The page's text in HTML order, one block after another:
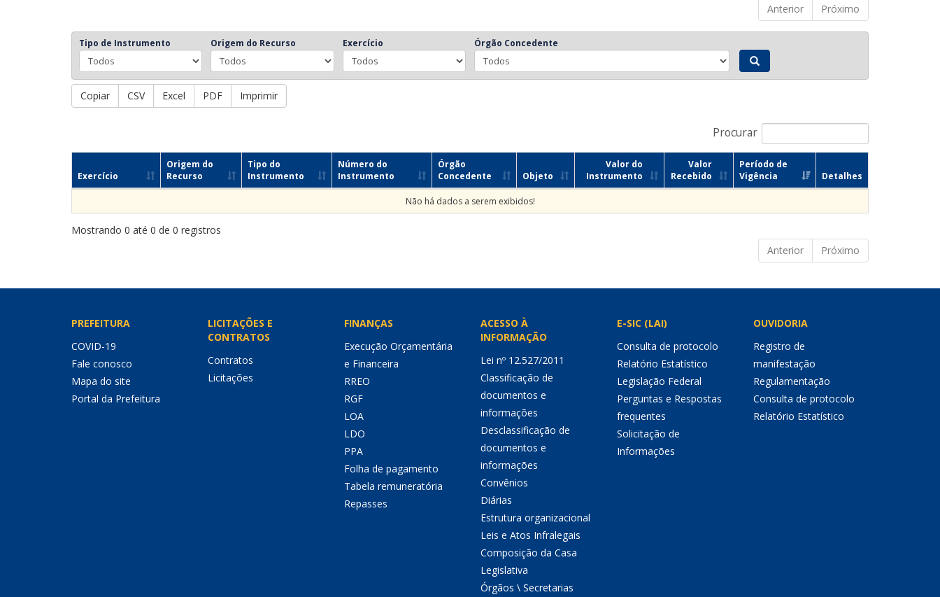
Anterior
Próximo
Tipo de Instrumento Origem do Recurso Exercício Órgão Concedente
Copiar CSV Excel PDF Imprimir
Procurar
Exercício
Origem do
Recurso
Tipo do
Instrumento
Número do
Instrumento
Órgão
Concedente
Objeto
Valor do
Instrumento
Valor
Recebido
Período de
Vigência
Detalhes
Não há dados a serem exibidos!
Mostrando 0 até 0 de 0 registros
Anterior
Próximo
PREFEITURA
COVID-19
Fale conosco
Mapa do site
Portal da Prefeitura
LICITAÇÕES E
CONTRATOS
Contratos
Licitações
FINANÇAS
Execução Orçamentária
e Financeira
RREO
RGF
LOA
LDO
PPA
Folha de pagamento
Tabela remuneratória
Repasses
ACESSO À
INFORMAÇÃO
Lei nº 12.527/2011
Classificação de
documentos e
informações
Desclassificação de
documentos e
informações
Convênios
Diárias
Estrutura organizacional
Leis e Atos Infralegais
Composição da Casa
Legislativa
Órgãos \ Secretarias
E-SIC (LAI)
Consulta de protocolo
Relatório Estatístico
Legislação Federal
Perguntas e Respostas
frequentes
Solicitação de
Informações
OUVIDORIA
Registro de
manifestação
Regulamentação
Consulta de protocolo
Relatório Estatístico